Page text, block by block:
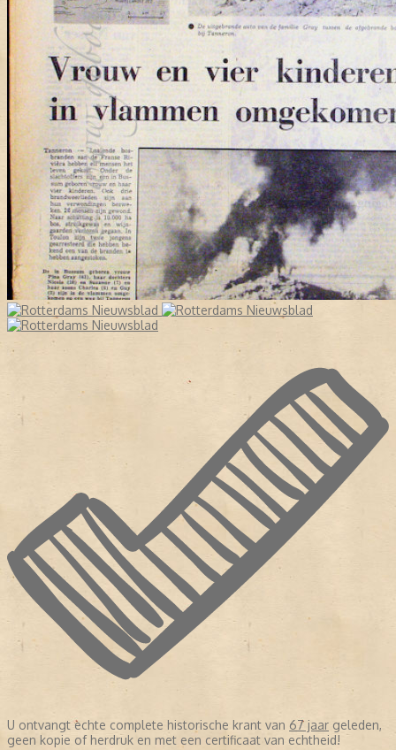
U ontvangt echte complete historische krant van 67 jaar geleden,
geen kopie of herdruk en met een certificaat van echtheid!